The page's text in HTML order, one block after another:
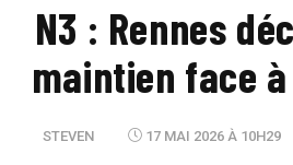
N3 : Rennes
maintien face à
STEVEN 17 MAI 2026 À 10H29